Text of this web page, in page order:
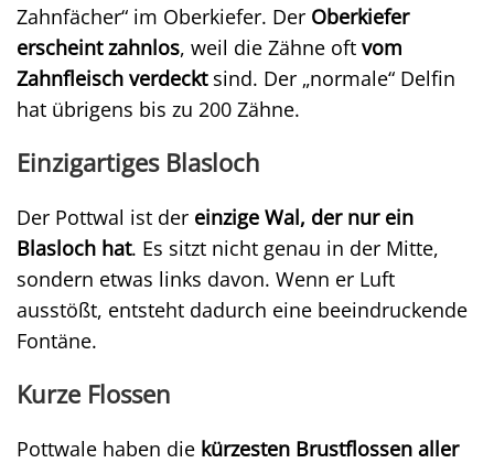
Zahnfächer“ im Oberkiefer. Der Oberkiefer
erscheint zahnlos, weil die Zähne oft vom
Zahnfleisch verdecktsind. Der „normale“ Delfin
hat übrigens bis zu 200 Zähne.
Einzigartiges Blasloch
Der Pottwal ist der einzige Wal, der nur ein
Blasloch hat. Es sitzt nicht genau in der Mitte,
sondern etwas links davon. Wenn er Luft
ausstößt, entsteht dadurch eine beeindruckende
Fontäne.
Kurze Flossen
Pottwale haben die kürzesten Brustflossen aller